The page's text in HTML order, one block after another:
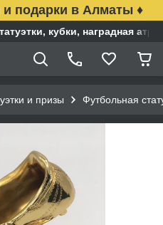
подарки в Алматы ♦
кубки, наградная
и призы Футбольная